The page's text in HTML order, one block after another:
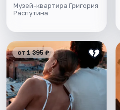
Музей-квартира Григория
Распутина
от 1 395 ₽